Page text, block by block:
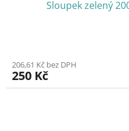
Sloupek zelený
206,61 Kč bez DPH
250 Kč